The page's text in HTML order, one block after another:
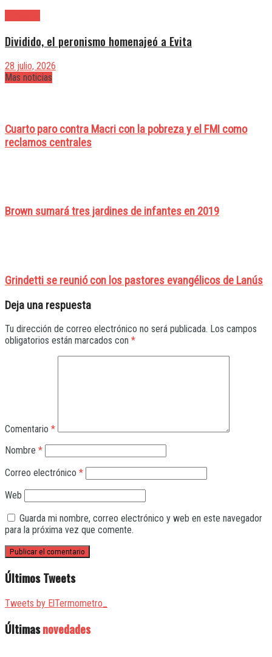
Dividido, el peronismo homenajeó a Evita
28 julio, 2026
Mas noticias
Cuarto paro contra Macri con la pobreza y el FMI como
reclamos centrales
Brown sumará tres jardines de infantes en 2019
Grindetti se reunió con los pastores evangélicos de Lanús
Deja una respuesta
Tu dirección de correo electrónico no será publicada. Los campos
obligatorios están marcados con *
Comentario *
Nombre *
Correo electrónico *
Web
Guarda mi nombre, correo electrónico y web en este navegador
para la próxima vez que comente.
Últimos Tweets
Tweets by ElTermometro_
Últimasnovedades